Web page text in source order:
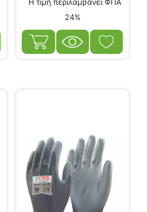
Η τιμή περιλαμβάνει ΦΠΑ
24%